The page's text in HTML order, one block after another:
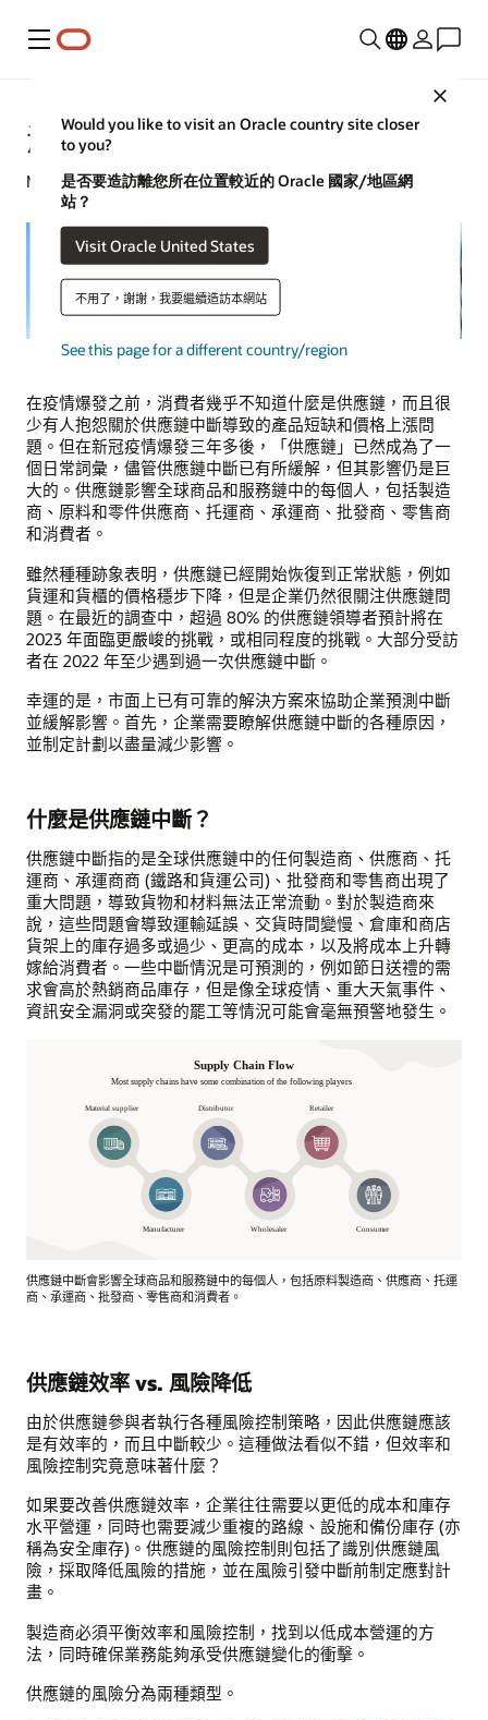
功能表
Would you like to visit an Oracle country site closer
to you?
是否要造訪離您所在位置較近的 Oracle 國家/地區網
站？
Visit Oracle United States
不用了，謝謝，我要繼續造訪本網站
See this page for a different country/region
減少供應鏈中斷的 9 個方法
Mark Jackley | 內容策略師 | 2023 年 7 月 13 日
在疫情爆發之前，消費者幾乎不知道什麼是供應鏈，而且很
少有人抱怨關於供應鏈中斷導致的產品短缺和價格上漲問
題。但在新冠疫情爆發三年多後，「供應鏈」已然成為了一
個日常詞彙，儘管供應鏈中斷已有所緩解，但其影響仍是巨
大的。供應鏈影響全球商品和服務鏈中的每個人，包括製造
商、原料和零件供應商、托運商、承運商、批發商、零售商
和消費者。
雖然種種跡象表明，供應鏈已經開始恢復到正常狀態，例如
貨運和貨櫃的價格穩步下降，但是企業仍然很關注供應鏈問
題。在最近的調查中，超過 80% 的供應鏈領導者預計將在
2023 年面臨更嚴峻的挑戰，或相同程度的挑戰。大部分受訪
者在 2022 年至少遇到過一次供應鏈中斷。
幸運的是，市面上已有可靠的解決方案來協助企業預測中斷
並緩解影響。首先，企業需要瞭解供應鏈中斷的各種原因，
並制定計劃以盡量減少影響。
什麼是供應鏈中斷？
供應鏈中斷指的是全球供應鏈中的任何製造商、供應商、托
運商、承運商商 (鐵路和貨運公司)、批發商和零售商出現了
重大問題，導致貨物和材料無法正常流動。對於製造商來
說，這些問題會導致運輸延誤、交貨時間變慢、倉庫和商店
貨架上的庫存過多或過少、更高的成本，以及將成本上升轉
嫁給消費者。一些中斷情況是可預測的，例如節日送禮的需
求會高於熱銷商品庫存，但是像全球疫情、重大天氣事件、
資訊安全漏洞或突發的罷工等情況可能會毫無預警地發生。
供應鏈中斷會影響全球商品和服務鏈中的每個人，包括原料製造商、供應商、托運
商、承運商、批發商、零售商和消費者。
鏈
中
斷
會
影
響
全
球
商
品
和
務
鏈
的
供應鏈效率 vs. 風險降低
由於供應鏈參與者執行各種風險控制策略，因此供應鏈應該
是有效率的，而且中斷較少。這種做法看似不錯，但效率和
風險控制究竟意味著什麼？
如果要改善供應鏈效率，企業往往需要以更低的成本和庫存
水平營運，同時也需要減少重複的路線、設施和備份庫存 (亦
稱為安全庫存)。供應鏈的風險控制則包括了識別供應鏈風
險，採取降低風險的措施，並在風險引發中斷前制定應對計
畫。
製造商必須平衡效率和風險控制，找到以低成本營運的方
法，同時確保業務能夠承受供應鏈變化的衝擊。
供應鏈的風險分為兩種類型。